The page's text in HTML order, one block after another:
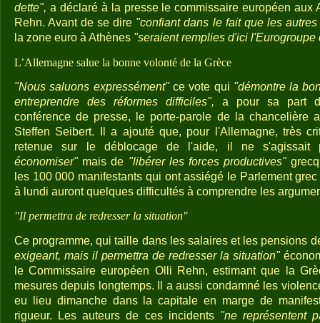
dette", a déclaré à la presse le commissaire européen aux
Rehn. Avant de se dire "confiant dans le fait que les
la zone euro à Athènes "seraient remplies d'ici l'Eurogroupe
L’Allemagne salue la bonne volonté de la Grèce
"Nous saluons expressément" ce vote qui "démontre la
entreprendre des réformes difficiles", a pour sa part
conférence de presse, le porte-parole de la chancelière
Steffen Seibert. Il a ajouté que, pour l'Allemagne, très
retenue sur le déblocage de l'aide, il ne
économiser"mais de "libérer les forces productives"
les 100 000 manifestants qui ont assiégé le Parlement
à lundi auront quelques difficultés à comprendre les
"Il permettra de redresser la situation"
Ce programme, qui taille dans les salaires et les pensions
exigeant, mais il permettra de redresser la situation"
le Commissaire européen Olli Rehn, estimant que la
mesures depuis longtemps. Il a aussi condamné les
eu lieu dimanche dans la capitale en marge de
rigueur. Les auteurs de ces incidents "ne représentent